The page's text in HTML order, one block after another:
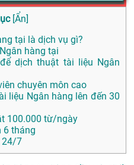
[Ẩn]
tại là dịch vụ gì?
hàng tại
dịch thuật tài liệu Ngân
chuyên môn cao
liệu Ngân hàng lên đến 30
100.000 từ/ngày
6 tháng
24/7